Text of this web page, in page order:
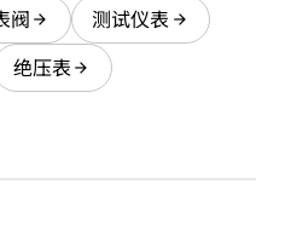
阀
测试仪表
绝压表